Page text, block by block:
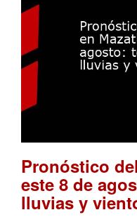
Pronóstico
este 8 de
lluvias y